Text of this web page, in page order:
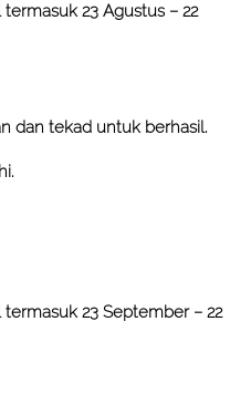
23 Agustus – 22
dan tekad untuk berhasil.
23 September – 22